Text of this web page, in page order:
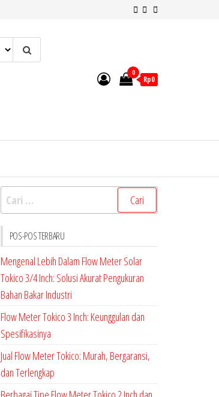
0
Rp0
Cari
untuk:
POS-POS TERBARU
Mengenal Lebih Dalam Flow Meter Solar
Tokico 3/4 Inch: Solusi Akurat Pengukuran
Bahan Bakar Industri
Flow Meter Tokico 3 Inch: Keunggulan dan
Spesifikasinya
Jual Flow Meter Tokico: Murah, Bergaransi,
dan Terlengkap